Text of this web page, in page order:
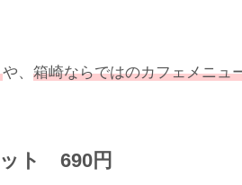
や、 箱崎ならではのカフェメニュ
ット 690円